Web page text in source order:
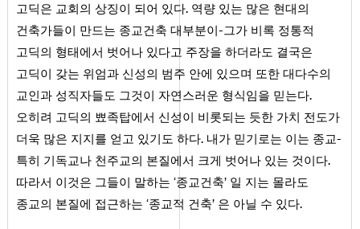
고딕은 교회의 상징이 되어 있다. 역량 있는 많은 현대의
건축가들이 만드는 종교건축 대부분이-그가 비록 정통적
고딕의 형태에서 벗어나 있다고 주장을 하더라도 결국은
고딕이 갖는 위엄과 신성의 범주 안에 있으며 또한 대다수의
교인과 성직자들도 그것이 자연스러운 형식임을 믿는다.
오히려 고딕의 뾰족탑에서 신성이 비롯되는 듯한 가치 전도가
더욱 많은 지지를 얻고 있기도 하다. 내가 믿기로는 이는 종교-
특히 기독교나 천주교의 본질에서 크게 벗어나 있는 것이다.
따라서 이것은 그들이 말하는 ‘종교건축’ 일 지는 몰라도
종교의 본질에 접근하는 ‘종교적 건축’ 은 아닐 수 있다.